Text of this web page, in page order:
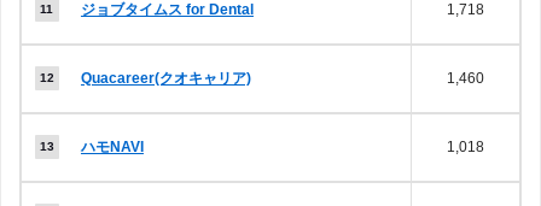
ジョブタイムス for Dental 1,718
Quacareer(クオキャリア) 1,460
ハモNAVI 1,018